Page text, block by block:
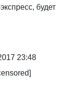
будет
23:48